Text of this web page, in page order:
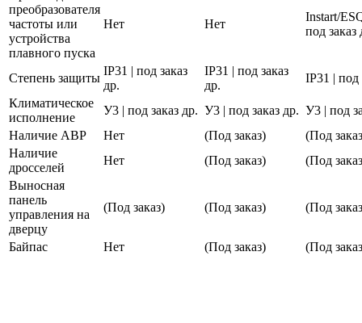
преобразователя
частоты или
устройства
плавного пуска
Нет Нет
Instart/
под заказ
Степень защиты
IP31 | под заказ
др.
IP31 | под заказ
др.
IP31 | под
Климатическое
исполнение
У3 | под заказ др. У3 | под заказ др. У3 | под
Наличие АВР
Нет (Под заказ)
(Под
Наличие
дросселей
Нет (Под заказ)
(Под
Выносная
панель
управления на
дверцу
(Под заказ) (Под заказ) (Под
Байпас Нет (Под заказ) (Под